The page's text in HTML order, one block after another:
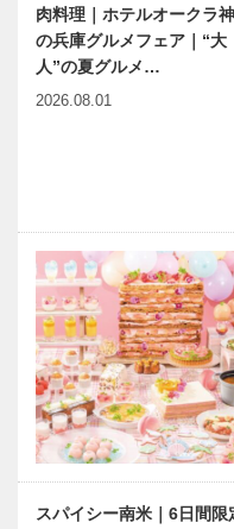
肉料理｜ホテルオークラ
の兵庫グルメフェア｜“大
人”の夏グルメ…
2026.08.01
スパイシー南米｜6日間限